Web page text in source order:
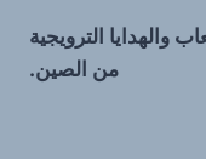
والهدايا الترويجية
من الصين.